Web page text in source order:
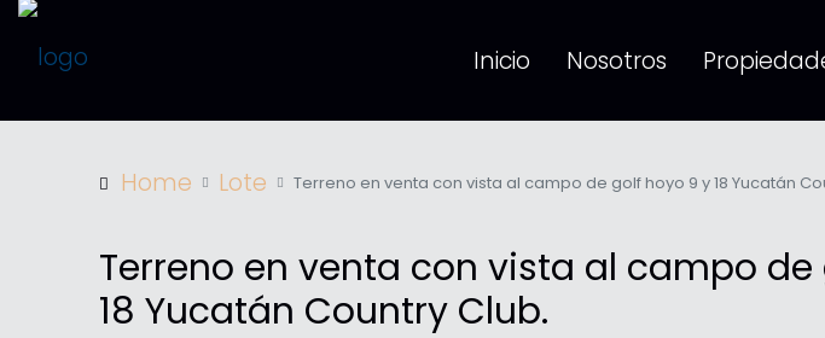
Inicio Nosotros
Home Lote Terreno en venta con vista al campo de golf hoyo 9 y 18 Yucatán
Terreno en venta con vista al campo
18 Yucatán Country Club.